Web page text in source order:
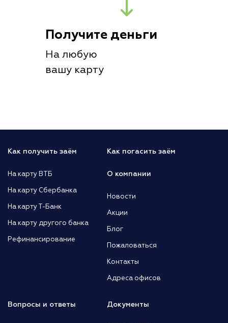
Получите деньги
На любую
вашу карту
Как получить заём
На карту ВТБ
На карту Сбербанка
На карту Т-Банк
На карту другого банка
Рефинансирование
Как погасить заём
О компании
Новости
Акции
Блог
Пожаловаться
Контакты
Адреса офисов
Вопросы и ответы Документы